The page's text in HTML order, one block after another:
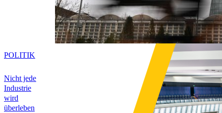
Nicht jede
Industrie
wird
überleben
POLITIK